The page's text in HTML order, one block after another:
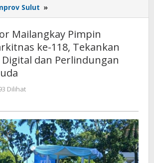
Sulut »
Victor
Mailangkay
Pimpin
Upacara
Harkitnas
Digital
dan
Perlindungan
Generasi
Muda
Mailangkay Pimpin
ke-118, Tekankan
dan Perlindungan
Dilihat